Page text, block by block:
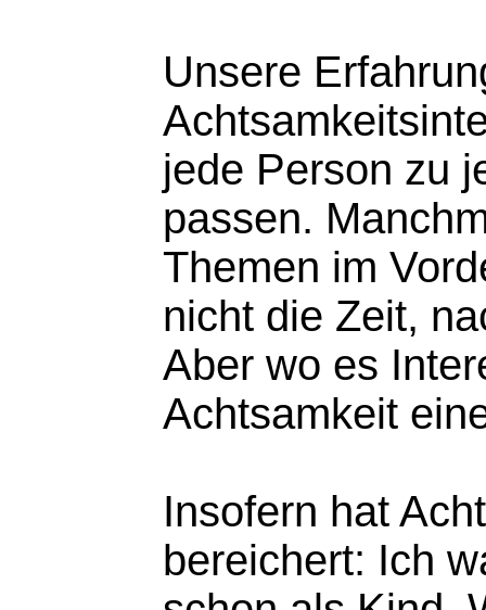
Unsere
jede Person zu
passen.
Themen im
nicht die Zeit,
Aber wo es
Achtsamkeit
Insofern hat
bereichert: Ich